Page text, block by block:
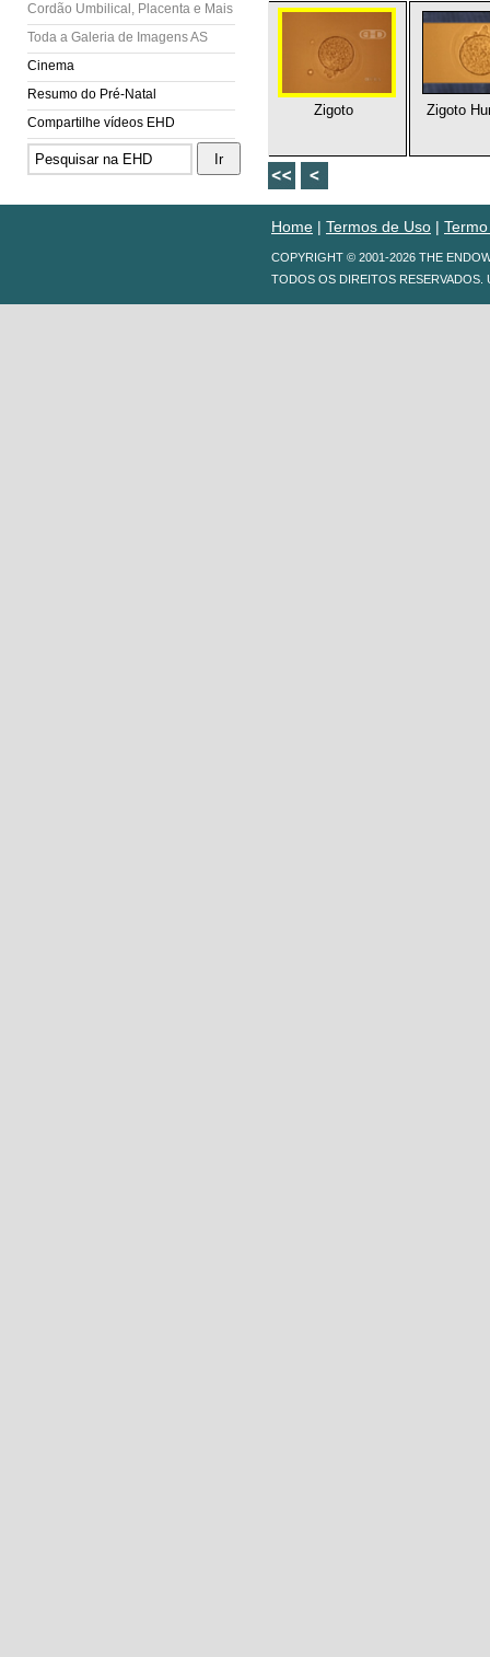
Cordão Umbilical, Placenta e Mais AS
Toda a Galeria de Imagens AS
Cinema
Resumo do Pré-Natal
Compartilhe vídeos EHD
Zigoto Zigoto
Home | Termos de Uso |
COPYRIGHT © 2001-2026 THE
TODOS OS DIREITOS